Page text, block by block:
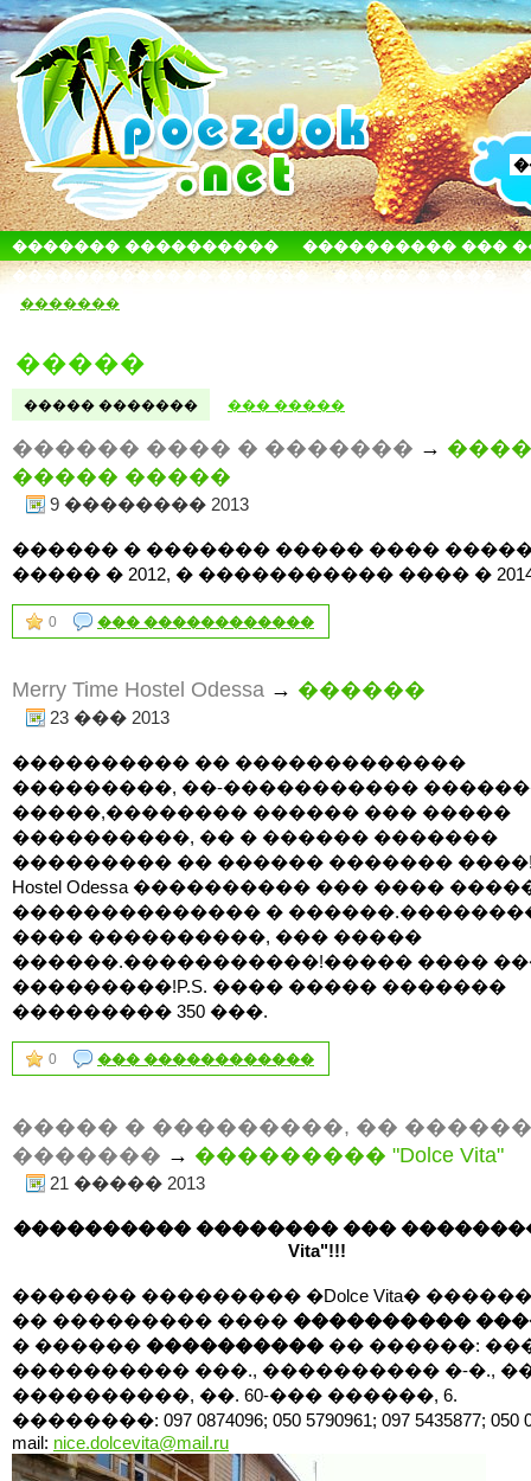
������� ����������
���������� ���
������������� ������
����� � ����
�������
�����
����� ������� ��� �����
������ ���� � ������� →
����� �����
9 �������� 2013
������ � ������� ����� ����
����� � 2012, � ����������� ���� �
0 ��� ������������
Merry Time Hostel Odessa → ������
23 ��� 2013
���������� �� �������������
���������, ��-�����������
�����,�������� ������ ��� �����
����������, �� � ������ �������
��������� �� ������ �������
Hostel Odessa ���������� ��� ����
�������������� �
���� ����������, ��� �����
������.�����������!����� ����
���������!P.S. ���� ����� �������
��������� 350 ���.
0 ��� ������������
����� � ���������, ��
������� → ��������� "Dolce Vita"
21 ����� 2013
���������� �������� ���
Vita"!!!
������� ��������� �Dolce Vita�
�� ��������� ���� ����������
� ������ ������������ ������:
���������� ���., ���������� �-�.,
����������, ��. 60-��� ������, 6.
��������: 097 0874096; 050 5790961; 097 5435877; 050
mail: nice.dolcevita@mail.ru